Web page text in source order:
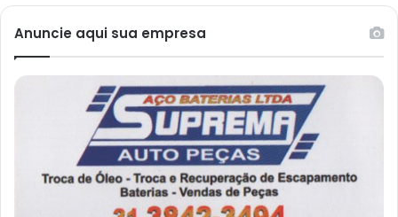
Anuncie aqui sua empresa